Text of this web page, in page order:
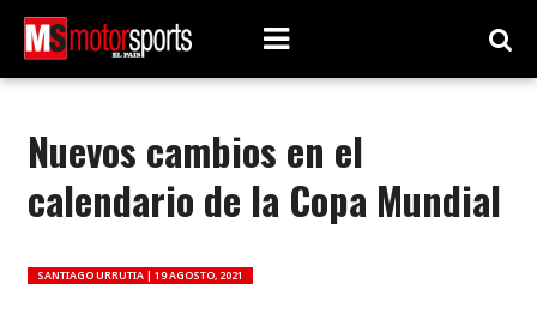
Nuevos cambios en el
calendario de la Copa Mundial
SANTIAGO URRUTIA | 19 AGOSTO, 2021